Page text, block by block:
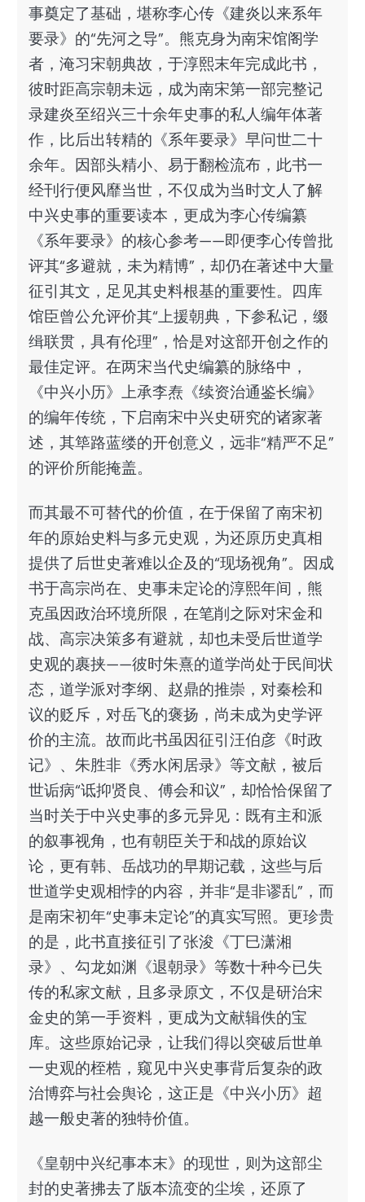
事奠定了基础，堪称李心传《建炎以来系年
要录》的“先河之导”。熊克身为南宋馆阁学
者，淹习宋朝典故，于淳熙末年完成此书，
彼时距高宗朝未远，成为南宋第一部完整记
录建炎至绍兴三十余年史事的私人编年体著
作，比后出转精的《系年要录》早问世二十
余年。因部头精小、易于翻检流布，此书一
经刊行便风靡当世，不仅成为当时文人了解
中兴史事的重要读本，更成为李心传编纂
《系年要录》的核心参考——即便李心传曾批
评其“多避就，未为精博”，却仍在著述中大量
征引其文，足见其史料根基的重要性。四库
馆臣曾公允评价其“上援朝典，下参私记，缀
缉联贯，具有伦理”，恰是对这部开创之作的
最佳定评。在两宋当代史编纂的脉络中，
《中兴小历》上承李焘《续资治通鉴长编》
的编年传统，下启南宋中兴史研究的诸家著
述，其筚路蓝缕的开创意义，远非“精严不足”
的评价所能掩盖。
而其最不可替代的价值，在于保留了南宋初
年的原始史料与多元史观，为还原历史真相
提供了后世史著难以企及的“现场视角”。因成
书于高宗尚在、史事未定论的淳熙年间，熊
克虽因政治环境所限，在笔削之际对宋金和
战、高宗决策多有避就，却也未受后世道学
史观的裹挟——彼时朱熹的道学尚处于民间状
态，道学派对李纲、赵鼎的推崇，对秦桧和
议的贬斥，对岳飞的褒扬，尚未成为史学评
价的主流。故而此书虽因征引汪伯彦《时政
记》、朱胜非《秀水闲居录》等文献，被后
世诟病“诋抑贤良、傅会和议”，却恰恰保留了
当时关于中兴史事的多元异见：既有主和派
的叙事视角，也有朝臣关于和战的原始议
论，更有韩、岳战功的早期记载，这些与后
世道学史观相悖的内容，并非“是非谬乱”，而
是南宋初年“史事未定论”的真实写照。更珍贵
的是，此书直接征引了张浚《丁巳潇湘
录》、勾龙如渊《退朝录》等数十种今已失
传的私家文献，且多录原文，不仅是研治宋
金史的第一手资料，更成为文献辑佚的宝
库。这些原始记录，让我们得以突破后世单
一史观的桎梏，窥见中兴史事背后复杂的政
治博弈与社会舆论，这正是《中兴小历》超
越一般史著的独特价值。
《皇朝中兴纪事本末》的现世，则为这部尘
封的史著拂去了版本流变的尘埃，还原了